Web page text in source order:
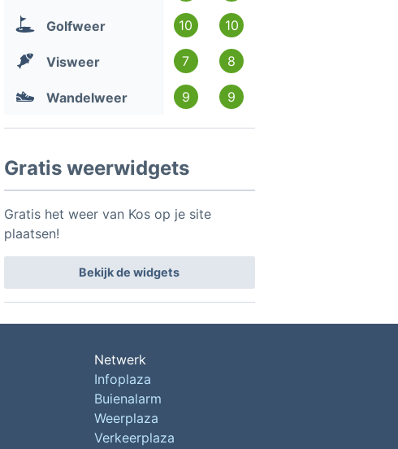
Golfweer 10 10
Visweer 7 8
Wandelweer 9 9
Gratis weerwidgets
Gratis het weer van Kos op je site
plaatsen!
Bekijk de widgets
Netwerk
Infoplaza
Buienalarm
Weerplaza
Verkeerplaza